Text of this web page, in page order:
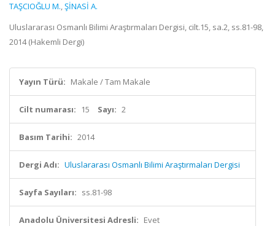
TAŞCIOĞLU M.,ŞİNASİ A.
Uluslararası Osmanlı Bilimi Araştırmaları Dergisi, cilt.15, sa.2, ss.81-98,
2014 (Hakemli Dergi)
Yayın Türü: Makale / Tam Makale
Cilt numarası: 15 Sayı: 2
Basım Tarihi: 2014
Dergi Adı: Uluslararası Osmanlı Bilimi Araştırmaları Dergisi
Sayfa Sayıları: ss.81-98
Anadolu Üniversitesi Adresli: Evet